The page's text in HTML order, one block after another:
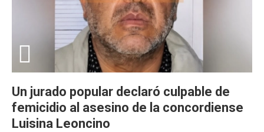
Un jurado popular declaró culpable de
femicidio al asesino de la concordiense
Luisina Leoncino